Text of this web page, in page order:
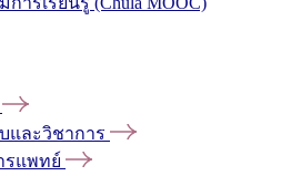
และวิชาการ
รแพทย์